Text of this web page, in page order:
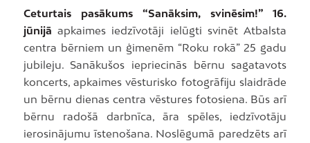
Ceturtais pasākums “Sanāksim, svinēsim!” 16.
jūnijā apkaimes iedzīvotāji ielūgti svinēt Atbalsta
centra bērniem un ģimenēm “Roku rokā” 25 gadu
jubileju. Sanākušos iepriecinās bērnu sagatavots
koncerts, apkaimes vēsturisko fotogrāfiju slaidrāde
un bērnu dienas centra vēstures fotosiena. Būs arī
bērnu radošā darbnīca, āra spēles, iedzīvotāju
ierosinājumu īstenošana. Noslēgumā paredzēts arī